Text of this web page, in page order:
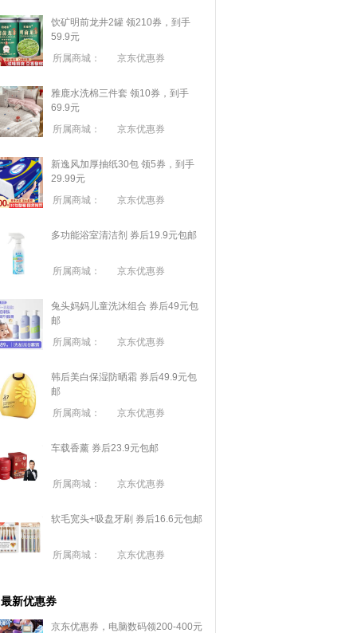
饮矿明前龙井2罐 领210券，到手
59.9元
所属商城：
京东优惠券
雅鹿水洗棉三件套 领10券，到手
69.9元
所属商城：
京东优惠券
新逸风加厚抽纸30包 领5券，到手
29.99元
所属商城：
京东优惠券
多功能浴室清洁剂 券后19.9元包邮
所属商城： 京东优惠券
兔头妈妈儿童洗沐组合 券后49元包
邮
所属商城：
京东优惠券
韩后美白保湿防晒霜 券后49.9元包
邮
所属商城：
京东优惠券
车载香薰 券后23.9元包邮
所属商城： 京东优惠券
软毛宽头+吸盘牙刷 券后16.6元包邮
所属商城： 京东优惠券
最新优惠券
京东优惠券，电脑数码领200-400元